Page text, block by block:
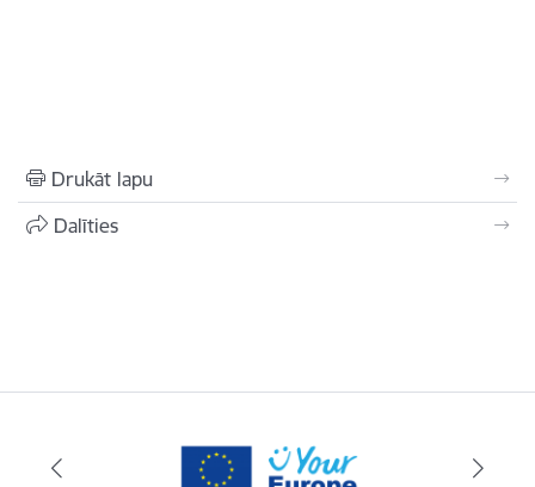
Drukāt lapu
Dalīties